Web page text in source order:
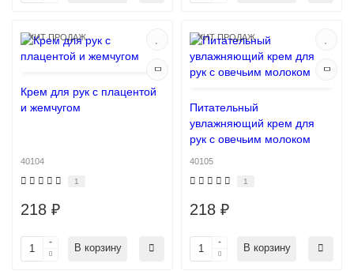
ХИТ ПРОДАЖ
Крем для рук с плацентой
и жемчугом
40104
1
218 ₽
В корзину
ХИТ ПРОДАЖ
Питательный
увлажняющий крем для
рук с овечьим молоком
40105
1
218 ₽
В корзину